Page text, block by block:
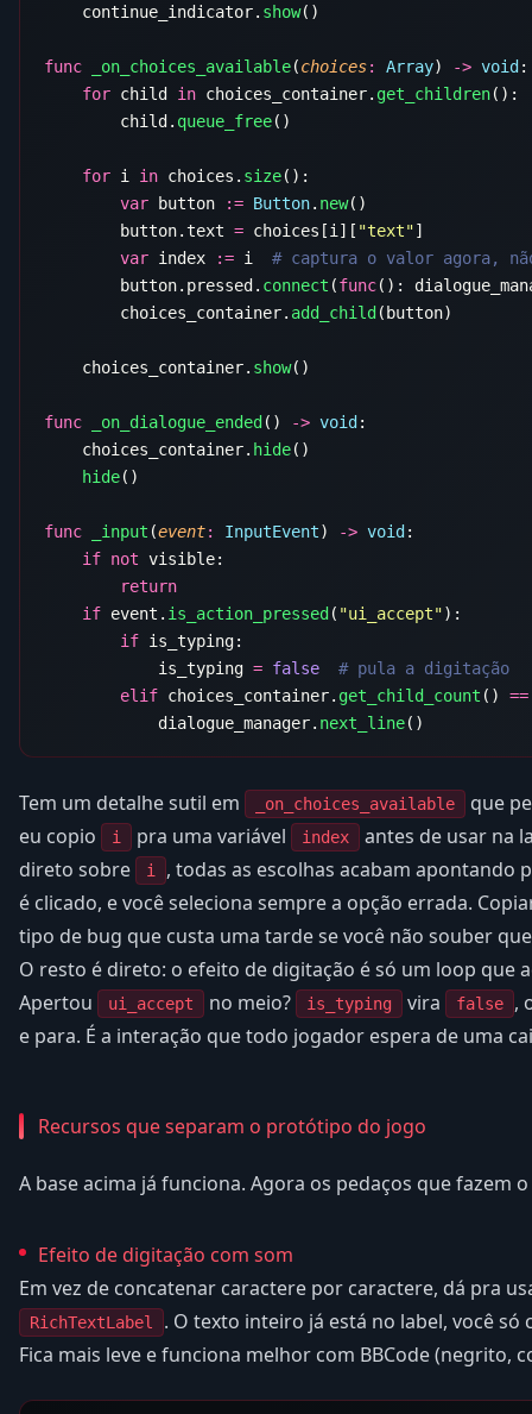
    continue_indicator.
show
func _on_choices_available(choices: Array) -> void
    for
child in choices_container. get_children
        child.
queue_free
    for
i in choices. size
        var
button := Button. new
        button.text
= choices[i][ "text"
        var
index := i
        button.pressed.
connect (func():
        choices_container.
add_child
    choices_container.
show
func _on_dialogue_ended () -> void
    choices_container.
hide
    hide
func _input (event: InputEvent) -> void
    if
not
    if
event. is_action_pressed ( "ui_accept"
        if
            is_typing
= false
        elif
choices_container. get_child_count () ==
            dialogue_manager.
next_line
Tem um detalhe sutil em _on_choices_available
que
eu copio
i pra uma variável index
antes de usar na
direto sobre
i
, todas as escolhas acabam apontando
é clicado, e você seleciona sempre a opção errada.
tipo de bug que custa uma tarde se você não souber
O resto é direto: o efeito de digitação é só um loop que
Apertou
ui_accept no meio? is_typing vira false
,
e para. É a interação que todo jogador espera de uma
Recursos que separam o protótipo do jogo
A base acima já funciona. Agora os pedaços que fazem
Efeito de digitação com som
Em vez de concatenar caractere por caractere, dá pra
RichTextLabel
. O texto inteiro já está no label, você
Fica mais leve e funciona melhor com BBCode (negrito,